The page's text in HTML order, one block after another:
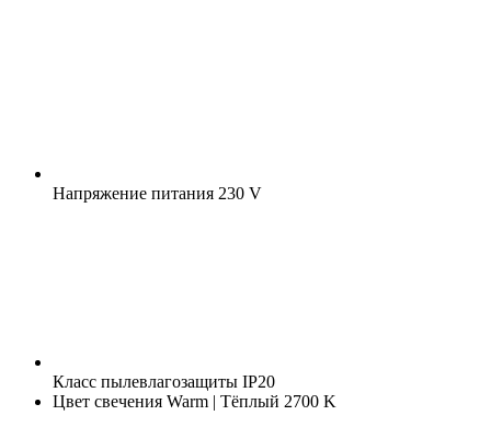
Напряжение питания 230 V
Класс пылевлагозащиты IP20
Цвет свечения Warm | Тёплый 2700 K